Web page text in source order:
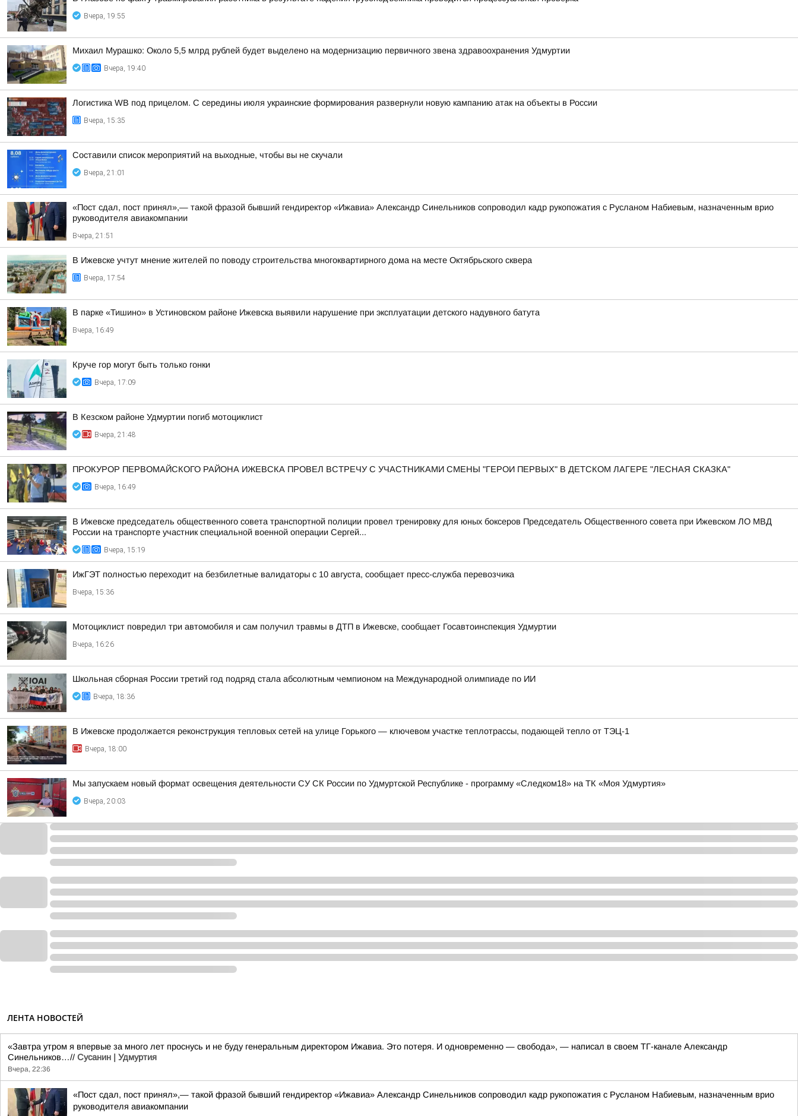
Вчера, 19:55
Михаил Мурашко: Около 5,5 млрд рублей будет выделено на модернизацию первичного звена здравоохранения Удмуртии
Вчера, 19:40
Логистика WB под прицелом. С середины июля украинские формирования развернули новую кампанию атак на объекты в России
Вчера, 15:35
Составили список мероприятий на выходные, чтобы вы не скучали
Вчера, 21:01
«Пост сдал, пост принял»,— такой фразой бывший гендиректор «Ижавиа» Александр Синельников сопроводил кадр рукопожатия с Русланом Набиевым, назначенным врио
руководителя авиакомпании
Вчера, 21:51
В Ижевске учтут мнение жителей по поводу строительства многоквартирного дома на месте Октябрьского сквера
Вчера, 17:54
В парке «Тишино» в Устиновском районе Ижевска выявили нарушение при эксплуатации детского надувного батута
Вчера, 16:49
Круче гор могут быть только гонки
Вчера, 17:09
В Кезском районе Удмуртии погиб мотоциклист
Вчера, 21:48
ПРОКУРОР ПЕРВОМАЙСКОГО РАЙОНА ИЖЕВСКА ПРОВЕЛ ВСТРЕЧУ С УЧАСТНИКАМИ СМЕНЫ "ГЕРОИ ПЕРВЫХ" В ДЕТСКОМ ЛАГЕРЕ "ЛЕСНАЯ СКАЗКА"
Вчера, 16:49
В Ижевске председатель общественного совета транспортной полиции провел тренировку для юных боксеров Председатель Общественного совета при Ижевском ЛО МВД
России на транспорте участник специальной военной операции Сергей...
Вчера, 15:19
ИжГЭТ полностью переходит на безбилетные валидаторы с 10 августа, сообщает пресс-служба перевозчика
Вчера, 15:36
Мотоциклист повредил три автомобиля и сам получил травмы в ДТП в Ижевске, сообщает Госавтоинспекция Удмуртии
Вчера, 16:26
Школьная сборная России третий год подряд стала абсолютным чемпионом на Международной олимпиаде по ИИ
Вчера, 18:36
В Ижевске продолжается реконструкция тепловых сетей на улице Горького — ключевом участке теплотрассы, подающей тепло от ТЭЦ-1
Вчера, 18:00
Мы запускаем новый формат освещения деятельности СУ СК России по Удмуртской Республике - программу «Следком18» на ТК «Моя Удмуртия»
Вчера, 20:03
ЛЕНТА НОВОСТЕЙ
«Завтра утром я впервые за много лет проснусь и не буду генеральным директором Ижавиа. Это потеря. И одновременно — свобода», — написал в своем ТГ-канале Александр
Синельников…// Сусанин | Удмуртия
Вчера, 22:36
«Пост сдал, пост принял»,— такой фразой бывший гендиректор «Ижавиа» Александр Синельников сопроводил кадр рукопожатия с Русланом Набиевым, назначенным врио
руководителя авиакомпании